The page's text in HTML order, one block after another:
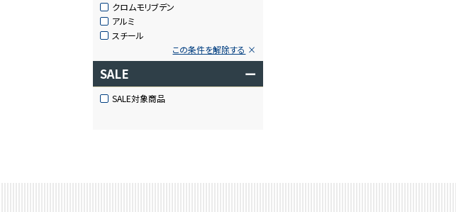
クロムモリブデン
アルミ
スチール
この条件を解除する
SALE ー
SALE対象商品